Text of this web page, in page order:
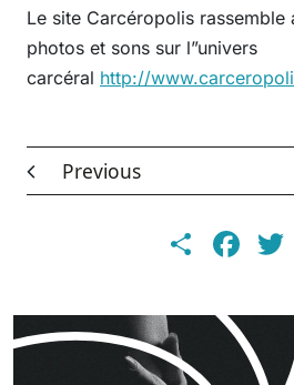
Le site Carcéropolis rassemble
photos et sons sur l”univers
carcéral http://
Previous
Share